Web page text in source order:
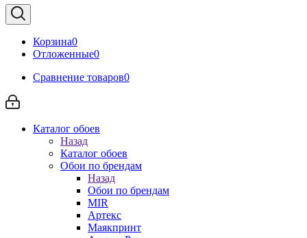
Корзина0
Отложенные0
Сравнение товаров0
Каталог обоев
Назад
Каталог обоев
Обои по брендам
Назад
Обои по брендам
MIR
Артекс
Маякпринт